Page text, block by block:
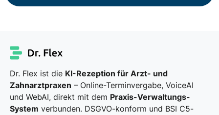
Dr. Flex ist die KI-Rezeption für Arzt- und
Zahnarztpraxen – Online-Terminvergabe, VoiceAI
und WebAI, direkt mit dem Praxis-Verwaltungs-
System verbunden. DSGVO-konform und BSI C5-